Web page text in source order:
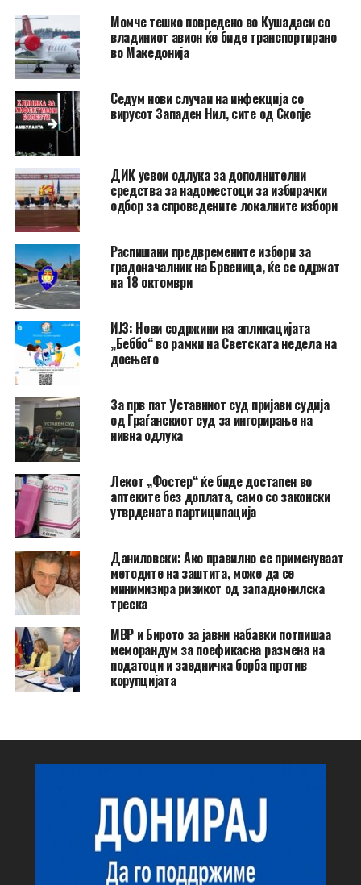
Момче тешко повредено во Кушадаси со
владиниот авион ќе биде транспортирано
во Македонија
Седум нови случаи на инфекција со
вирусот Западен Нил, сите од Скопје
ДИК усвои одлука за дополнителни
средства за надоместоци за избирачки
одбор за спроведените локалните избори
Распишани предвремените избори за
градоначалник на Брвеница, ќе се одржат
на 18 октомври
ИЈЗ: Нови содржини на апликацијата
„Беббо“ во рамки на Светската недела на
доењето
За прв пат Уставниот суд пријави судија
од Граѓанскиот суд за ингорирање на
нивна одлука
Лекот „Фостер“ ќе биде достапен во
аптеките без доплата, само со законски
утврдената партиципација
Даниловски: Ако правилно се применуваат
методите на заштита, може да се
минимизира ризикот од западнонилска
треска
МВР и Бирото за јавни набавки потпишаа
меморандум за поефикасна размена на
податоци и заедничка борба против
корупцијата